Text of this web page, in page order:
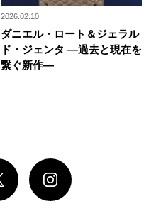
2026.02.10
ダニエル・ロート＆ジェラル
ド・ジェンタ —過去と現在を
繋ぐ新作—